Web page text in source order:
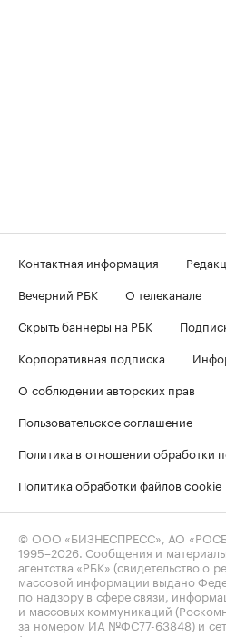
Контактная информация
Вечерний РБК
О телеканале
Скрыть баннеры на РБК
Корпоративная подписка
О соблюдении авторских прав
Пользовательское соглашение
Политика в отношении обработки
Политика обработки файлов cookie
© ООО «БИЗНЕСПРЕСС», АО
1995–2026 . Сообщения и
агентства «РБК» (свидетельство о
массовой информации выдано
по надзору в сфере связи,
и массовых коммуникаций
за номером ИА №ФС77-63848) и